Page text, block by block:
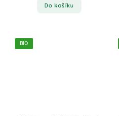
Do košíku
BIO